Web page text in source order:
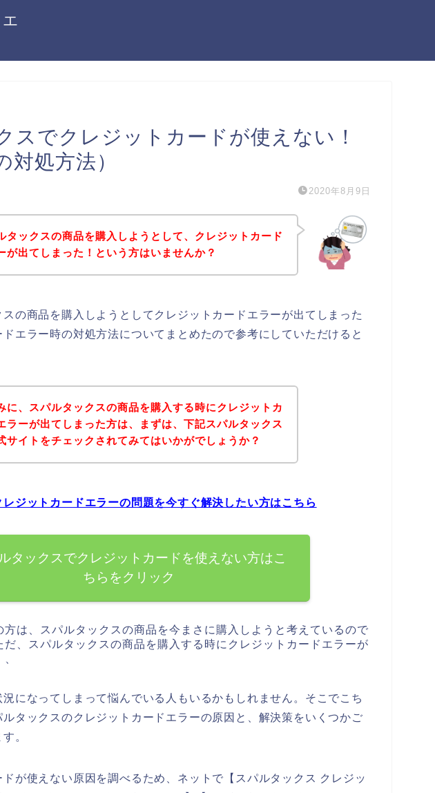
スでクレジットカードが使えない！
対処方法）
2020年8月9日
タックスの商品を購入しようとして、クレジットカード
が出てしまった！という方はいませんか？
スの商品を購入しようとしてクレジットカードエラーが出てしまった
エラー時の対処方法についてまとめたので参考にしていただけると
に、スパルタックスの商品を購入する時にクレジットカ
ラーが出てしまった方は、まずは、下記スパルタックス
サイトをチェックされてみてはいかがでしょうか？
ジットカードエラーの問題を今すぐ解決したい方はこちら
タックスでクレジットカードを使えない方はこ
ちらをクリック
方は、スパルタックスの商品を今まさに購入しようと考えているので
だ、スパルタックスの商品を購入する時にクレジットカードエラーが
になってしまって悩んでいる人もいるかもしれません。そこでこち
タックスのクレジットカードエラーの原因と、解決策をいくつかご
。
ドが使えない原因を調べるため、ネットで【スパルタックス クレジッ